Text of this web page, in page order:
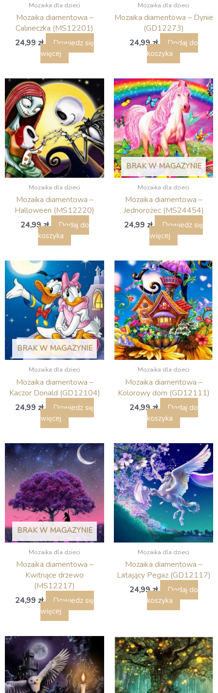
Mozaika dla dzieci
Mozaika diamentowa –
Calineczka (MS12201)
24,99 zł
Dowiedz się
więcej
Mozaika dla dzieci
Mozaika diamentowa – Dynie
(GD12273)
24,99zł
Dodaj do
koszyka
Mozaika dla dzieci
Mozaika diamentowa –
Halloween (MS12220)
24,99zł
Dodaj do
koszyka
BRAK W MAGAZYNIE
Mozaika dla dzieci
Mozaika diamentowa –
Jednorożec (MS24454)
24,99 zł
Dowiedz się
więcej
BRAK W MAGAZYNIE
Mozaika dla dzieci
Mozaika diamentowa –
Kaczor Donald (GD12104)
24,99 zł
Dowiedz się
więcej
Mozaika dla dzieci
Mozaika diamentowa –
Kolorowy dom (GD12111)
24,99zł
Dodaj do
koszyka
BRAK W MAGAZYNIE
Mozaika dla dzieci
Mozaika diamentowa –
Kwitnące drzewo
(MS12217)
24,99 zł
Dowiedz się
więcej
Mozaika dla dzieci
Mozaika diamentowa –
Latający Pegaz (GD12117)
24,99zł
Dodaj do
koszyka